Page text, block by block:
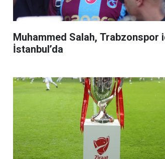
Muhammed Salah, Trabzonspor
İstanbul’da